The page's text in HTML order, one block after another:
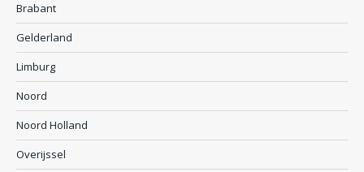
Brabant
Gelderland
Limburg
Noord
Noord Holland
Overijssel